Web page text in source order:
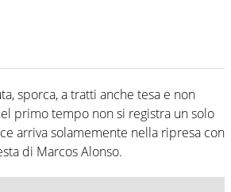
sporca, a tratti anche tesa e non
primo tempo non si registra un solo
arriva solamemente nella ripresa con
di Marcos Alonso.